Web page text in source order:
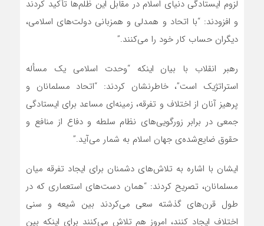
لزوم ایستادگی دنیای اسلام در مقابل این ظلم‌ها تأکید کردند
و افزودند: “با اتحاد و همدلی و همزبانی دولت‌های اسلامی،
دیگران حساب کار خود را می‌کنند.”
رهبر انقلاب با بیان اینکه “وحدت اسلامی یک مسأله
استراتژیک است”، خاطرنشان کردند: “اتحاد مسلمانان و
پرهیز آنان از اختلاف و تفرقه، زمینه‌ای مساعد برای ایستادگی
جمعی در برابر زورگویی‌های نظام سلطه و دفاع از منافع و
حقوق ضایع‌شده‌ی جهان اسلام به شمار می‌آید.”
ایشان با اشاره به تلاش‌های دشمنان برای ایجاد تفرقه میان
مسلمانان، تصریح کردند: “همان دست‌های استعماری که در
طول قرن‌های گذشته سعی می‌کردند بین شیعه و سنی
اختلاف ایجاد کنند، امروز هم تلاش می‌کنند برای اینکه بین